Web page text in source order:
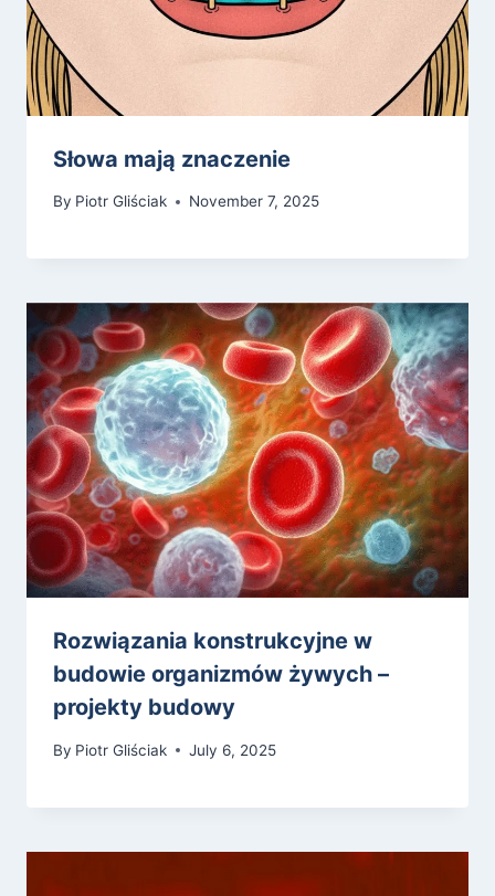
Słowa mają znaczenie
By Piotr Gliściak November 7, 2025
Rozwiązania konstrukcyjne w
budowie organizmów żywych –
projekty budowy
By Piotr Gliściak July 6, 2025